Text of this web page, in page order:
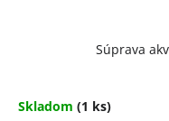
Súprava
Skladom (1 ks)